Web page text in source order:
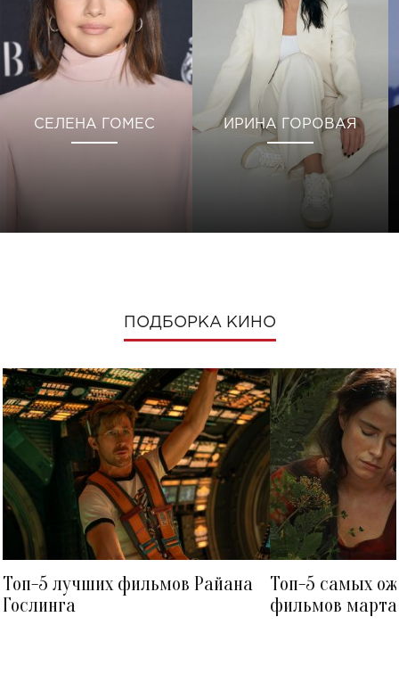
СЕЛЕНА ГОМЕС ИРИНА ГОРОВАЯ
ПОДБОРКА КИНО
Топ-5 лучших фильмов Райана
Гослинга
Топ-5 самых
фильмов